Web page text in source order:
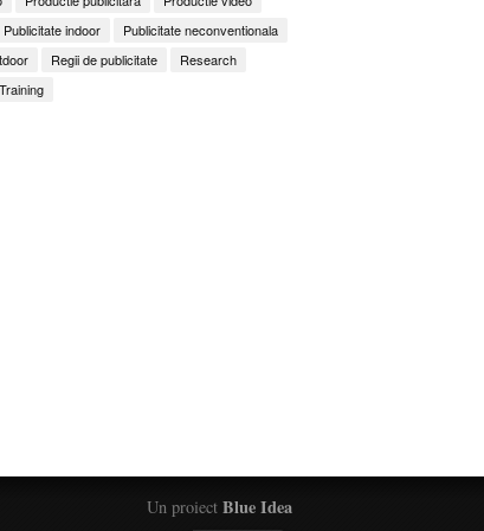
Publicitate indoor
Publicitate neconventionala
Regii de publicitate
Research
Training
Un proiect Blue Idea